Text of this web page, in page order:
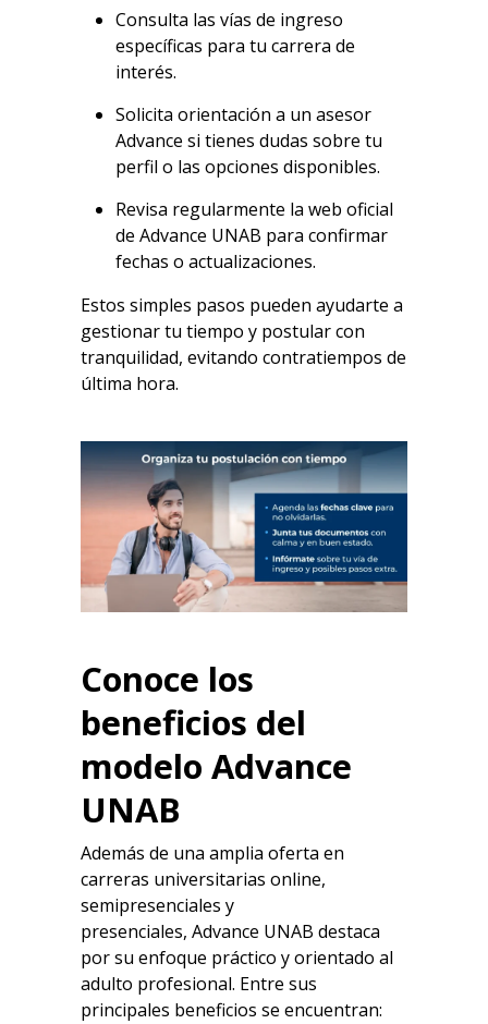
Consulta las vías de ingreso
específicas para tu carrera de
interés.
Solicita orientación a un asesor
Advance si tienes dudas sobre tu
perfil o las opciones disponibles.
Revisa regularmente la web oficial
de Advance UNAB para confirmar
fechas o actualizaciones.
Estos simples pasos pueden ayudarte a
gestionar tu tiempo y postular con
tranquilidad, evitando contratiempos de
última hora.
Conoce los
beneficios del
modelo Advance
UNAB
Además de una amplia oferta en
carreras universitarias online,
semipresenciales y
presenciales, Advance UNAB destaca
por su enfoque práctico y orientado al
adulto profesional. Entre sus
principales beneficios se encuentran: